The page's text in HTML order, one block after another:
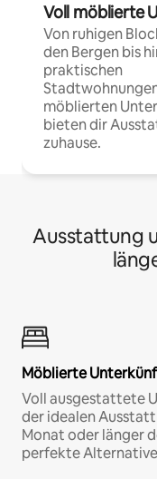
Voll möblierte
Von ruhigen
den Bergen bis
praktischen
möblierten
bieten dir
zuhause.
Ausstattung
Möblierte
Voll ausgestattete
der idealen
Monat oder länger
perfekte